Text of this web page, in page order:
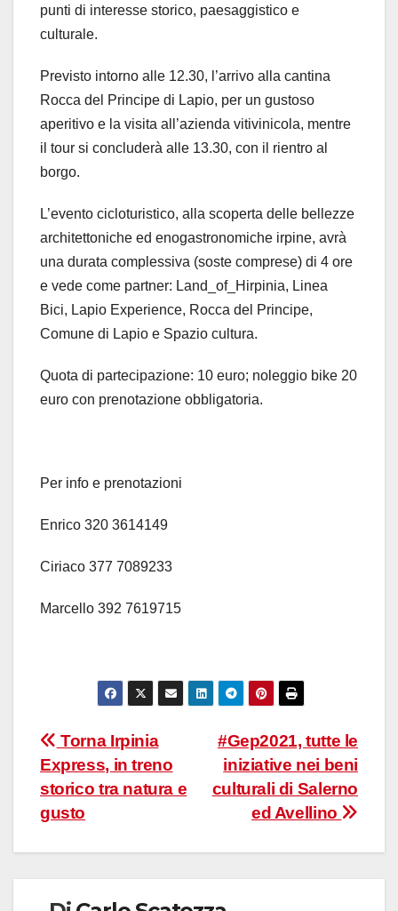
punti di interesse storico, paesaggistico e
culturale.
Previsto intorno alle 12.30, l’arrivo alla cantina
Rocca del Principe di Lapio, per un gustoso
aperitivo e la visita all’azienda vitivinicola, mentre
il tour si concluderà alle 13.30, con il rientro al
borgo.
L’evento cicloturistico, alla scoperta delle bellezze
architettoniche ed enogastronomiche irpine, avrà
una durata complessiva (soste comprese) di 4 ore
e vede come partner: Land_of_Hirpinia, Linea
Bici, Lapio Experience, Rocca del Principe,
Comune di Lapio e Spazio cultura.
Quota di partecipazione: 10 euro; noleggio bike 20
euro con prenotazione obbligatoria.
Per info e prenotazioni
Enrico 320 3614149
Ciriaco 377 7089233
Marcello 392 7619715
Navigazione
articoli
#Gep2021, tutte le
iniziative nei beni
culturali di Salerno
ed Avellino
Torna Irpinia
Express, in treno
storico tra natura e
gusto